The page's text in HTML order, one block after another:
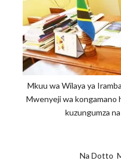
Mkuu wa Wilaya ya
Mwenyeji wa kongamano
kuzungumza
Na Dotto